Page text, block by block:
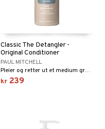
Classic The Detangler -
Original Conditioner
PAUL MITCHELL
Pleier og retter ut et medium grovt og kjemisk behandlet hår.
kr 239